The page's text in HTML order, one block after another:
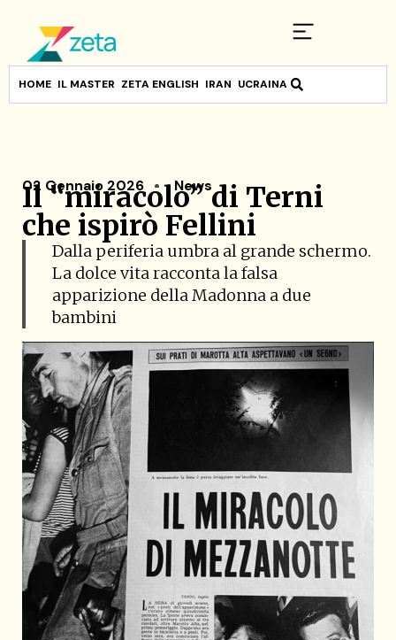
HOME IL MASTER ZETA ENGLISH IRAN UCRAINA
02 Gennaio 2026 News
Il “miracolo” di Terni
che ispirò Fellini
Dalla periferia umbra al grande schermo.
La dolce vita racconta la falsa
apparizione della Madonna a due
bambini